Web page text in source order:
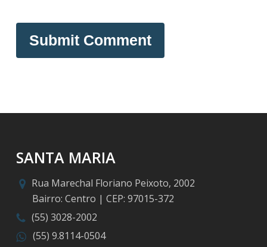
SANTA MARIA
Rua Marechal Floriano Peixoto, 2002
Bairro: Centro | CEP: 97015-372
(55) 3028-2002
(55) 9.8114-0504